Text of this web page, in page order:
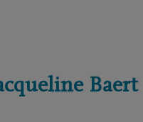
Baert